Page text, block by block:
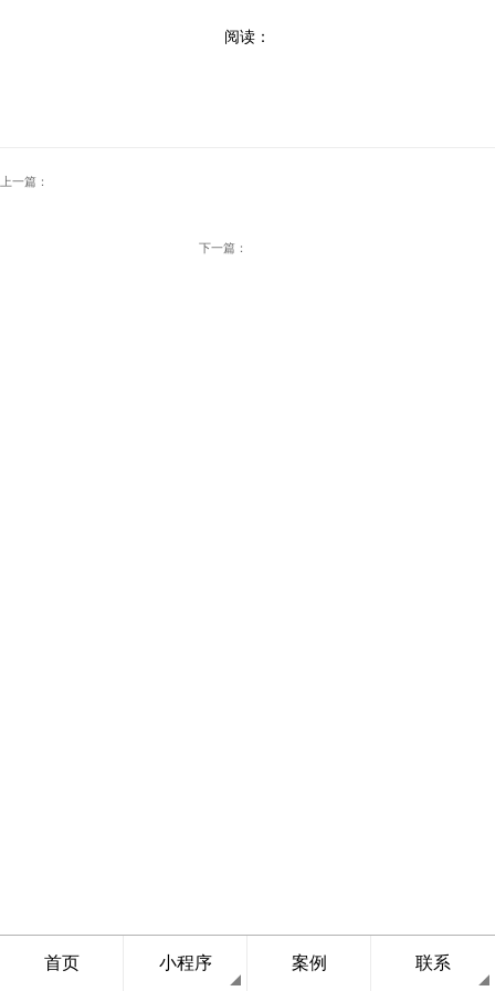
阅读：
上一篇：
下一篇：
首页 小程序 案例 联系